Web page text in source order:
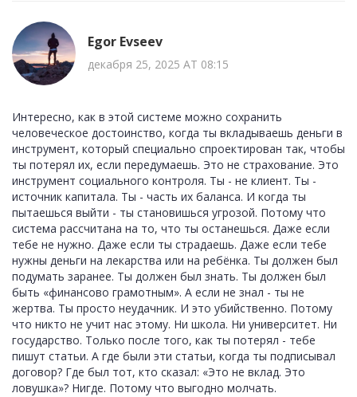
Egor Evseev
декабря 25, 2025 AT 08:15
Интересно, как в этой системе можно сохранить
человеческое достоинство, когда ты вкладываешь деньги в
инструмент, который специально спроектирован так, чтобы
ты потерял их, если передумаешь. Это не страхование. Это
инструмент социального контроля. Ты - не клиент. Ты -
источник капитала. Ты - часть их баланса. И когда ты
пытаешься выйти - ты становишься угрозой. Потому что
система рассчитана на то, что ты останешься. Даже если
тебе не нужно. Даже если ты страдаешь. Даже если тебе
нужны деньги на лекарства или на ребёнка. Ты должен был
подумать заранее. Ты должен был знать. Ты должен был
быть «финансово грамотным». А если не знал - ты не
жертва. Ты просто неудачник. И это убийственно. Потому
что никто не учит нас этому. Ни школа. Ни университет. Ни
государство. Только после того, как ты потерял - тебе
пишут статьи. А где были эти статьи, когда ты подписывал
договор? Где был тот, кто сказал: «Это не вклад. Это
ловушка»? Нигде. Потому что выгодно молчать.